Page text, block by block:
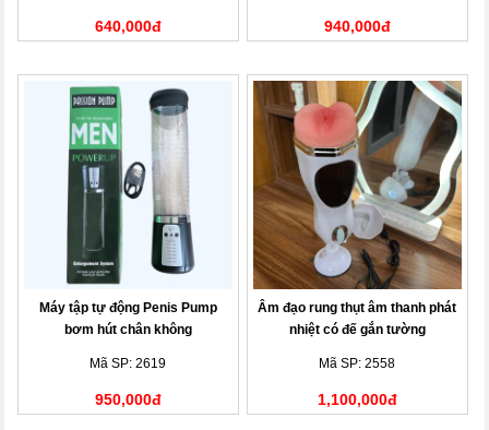
640,000đ 940,000đ
Máy tập tự động Penis Pump
bơm hút chân không
Mã SP: 2619
950,000đ
Âm đạo rung thụt âm thanh phát
nhiệt có đế gắn tường
Mã SP: 2558
1,100,000đ